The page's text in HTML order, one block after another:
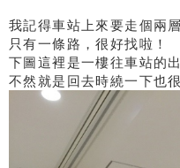
我記得車站上來要走個兩
只有一條路，很好找啦！
下圖這裡是一樓往車站的
不然就是回去時繞一下也